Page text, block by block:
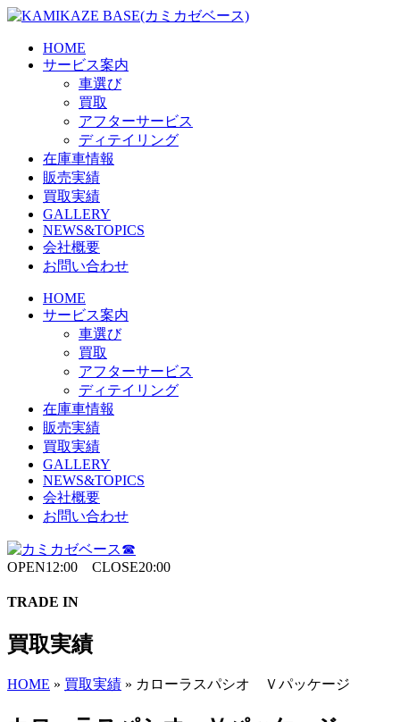
Skip
content
HOME
サービス案内
車選び
買取
アフターサービス
ディテイリング
在庫車情報
販売実績
買取実績
GALLERY
NEWS&TOPICS
会社概要
お問い合わせ
HOME
サービス案内
車選び
買取
アフターサービス
ディテイリング
在庫車情報
販売実績
買取実績
GALLERY
NEWS&TOPICS
会社概要
お問い合わせ
OPEN12:00 CLOSE20:00
TRADE IN
買取実績
HOME » 買取実績 » カローラスパシオ Ｖパッケージ